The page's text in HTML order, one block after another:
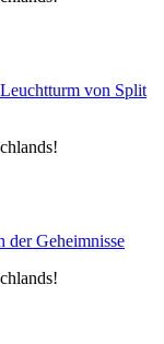
von Split
der Geheimnisse